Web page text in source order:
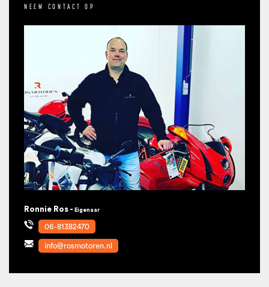
NEEM CONTACT OP
Ronnie Ros - Eigenaar
06-81382470
info@rosmotoren.nl